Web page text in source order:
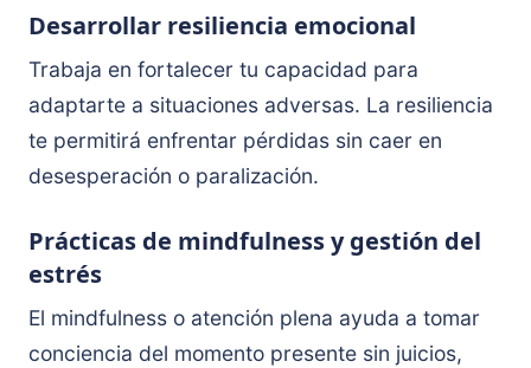
Desarrollar resiliencia emocional
Trabaja en fortalecer tu capacidad para
adaptarte a situaciones adversas. La resiliencia
te permitirá enfrentar pérdidas sin caer en
desesperación o paralización.
Prácticas de mindfulness y gestión del
estrés
El mindfulness o atención plena ayuda a tomar
conciencia del momento presente sin juicios,